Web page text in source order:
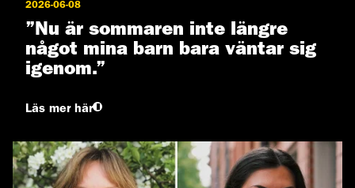
2026-06-08
”Nu är sommaren inte längre
något mina barn bara väntar sig
igenom.”
Läs mer här